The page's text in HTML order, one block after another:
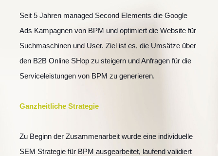
Seit 5 Jahren managed Second Elements die Google
Ads Kampagnen von BPM und optimiert die Website für
Suchmaschinen und User. Ziel ist es, die Umsätze über
den B2B Online SHop zu steigern und Anfragen für die
Serviceleistungen von BPM zu generieren.
Ganzheitliche Strategie
Zu Beginn der Zusammenarbeit wurde eine individuelle
SEM Strategie für BPM ausgearbeitet, laufend validiert